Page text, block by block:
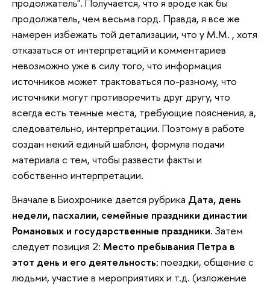
продолжатель". Получается, что я вроде как бы
продолжатель, чем весьма горд. Правда, я все же
намерен избежать той детализации, что у М.М. , хотя
отказаться от интерпретаций и комментариев
невозможно уже в силу того, что информация
источников может трактоваться по-разному, что
источники могут противоречить друг другу, что
всегда есть темные места, требующие пояснения, а,
следовательно, интерпретации. Поэтому в работе
создан некий единый шаблон, формула подачи
материала с тем, чтобы развести факты и
собственно интерпретации.
Вначале в Биохронике дается рубрика Дата, день
недели, пасхалии, семейные праздники династии
Романовых и государственные праздники. Затем
следует позиция 2: Место пребывания Петра в
этот день и его деятельность: поездки, общение с
людьми, участие в мероприятиях и т.д. (изложение